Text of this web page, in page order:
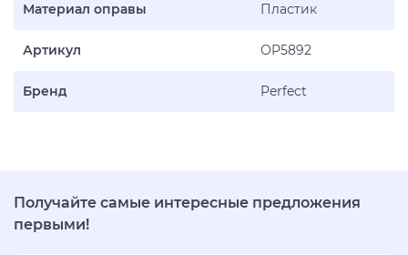
Материал оправы Пластик
Артикул OP5892
Бренд Perfect
Получайте самые интересные предложения
первыми!